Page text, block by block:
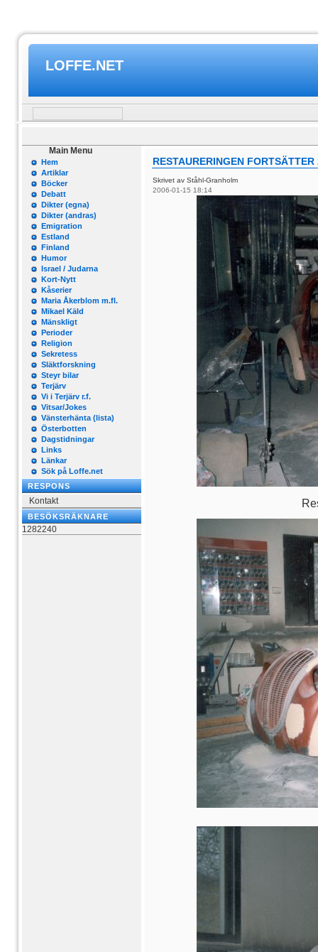
LOFFE.NET
Main Menu
Hem
Artiklar
Böcker
Debatt
Dikter (egna)
Dikter (andras)
Emigration
Estland
Finland
Humor
Israel / Judarna
Kort-Nytt
Kåserier
Maria Åkerblom m.fl.
Mikael Käld
Mänskligt
Perioder
Religion
Sekretess
Släktforskning
Steyr bilar
Terjärv
Vi i Terjärv r.f.
Vitsar/Jokes
Vänsterhänta (lista)
Österbotten
Dagstidningar
Links
Länkar
Sök på Loffe.net
RESPONS
Kontakt
BESÖKSRÄKNARE
1282240
RESTAURERINGEN FORTSÄTTER
Skrivet av Ståhl-Granholm
2006-01-15 18:14